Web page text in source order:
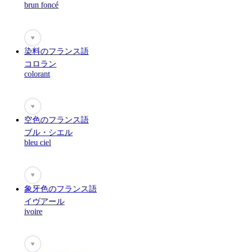
brun foncé
♥
染料のフランス語
コロラン
colorant
♥
空色のフランス語
ブル・シエル
bleu ciel
♥
象牙色のフランス語
イヴアール
ivoire
♥